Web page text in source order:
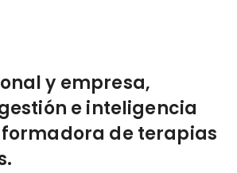
y empresa,
e inteligencia
de terapias